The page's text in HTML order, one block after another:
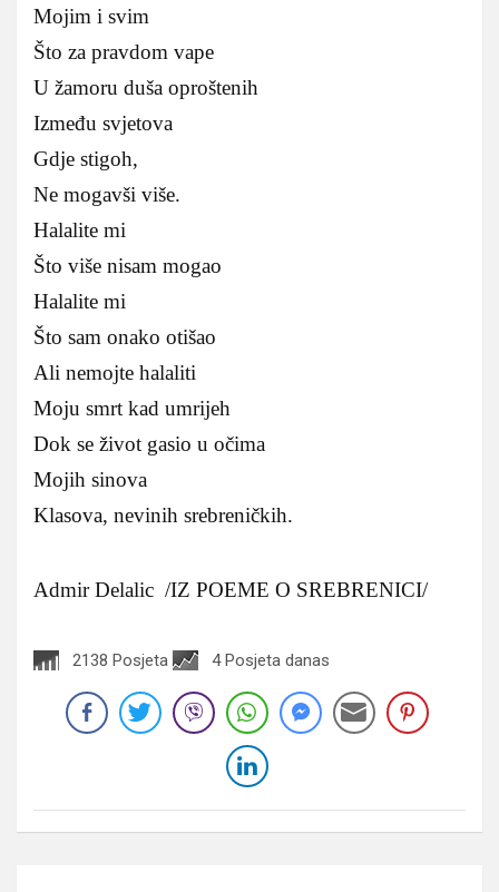
Mojim i svim
Što za pravdom vape
U žamoru duša oproštenih
Između svjetova
Gdje stigoh,
Ne mogavši više.
Halalite mi
Što više nisam mogao
Halalite mi
Što sam onako otišao
Ali nemojte halaliti
Moju smrt kad umrijeh
Dok se život gasio u očima
Mojih sinova
Klasova, nevinih srebreničkih.
Admir Delalic /IZ POEME O SREBRENICI/
2138 Posjeta 4 Posjeta danas